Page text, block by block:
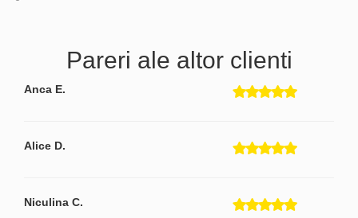
Pareri ale altor clienti
Anca E.
Alice D.
Niculina C.